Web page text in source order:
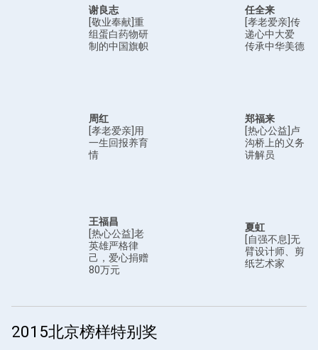
谢良志
[敬业奉献]重
组蛋白药物研
制的中国旗帜
任全来
[孝老爱亲]传
递心中大爱
传承中华美德
周红
[孝老爱亲]用
一生回报养育
情
郑福来
[热心公益]卢
沟桥上的义务
讲解员
王福昌
[热心公益]老
英雄严格律
己，爱心捐赠
80万元
夏虹
[自强不息]无
臂设计师、剪
纸艺术家
2015北京榜样特别奖